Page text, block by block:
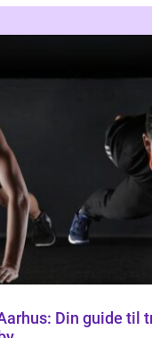
Din guide til